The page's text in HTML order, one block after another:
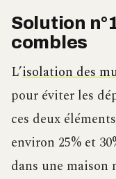
Solution
combles
L’isolation des
pour éviter les
ces deux
environ 25% et
dans une maison